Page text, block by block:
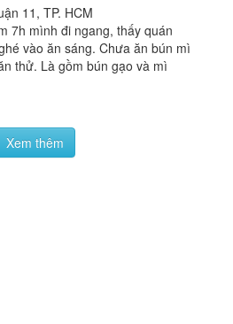
- Bún Mì
11, TP. HCM
vào ăn sáng. Chưa ăn bún mì
thử. Là gồm bún gạo và mì